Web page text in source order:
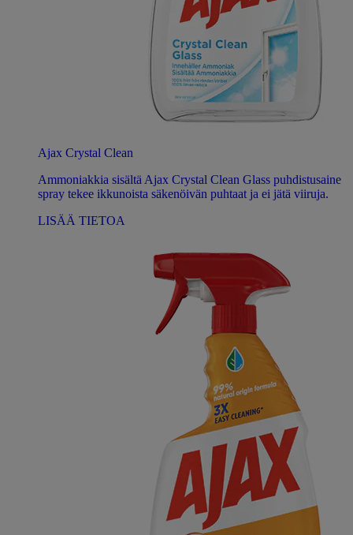
Ajax Crystal Clean
Ammoniakkia sisältä Ajax Crystal Clean Glass puhdistusaine
spray tekee ikkunoista säkenöivän puhtaat ja ei jätä viiruja.
LISÄÄ TIETOA